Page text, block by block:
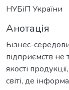
НУБіП України
Анотація
Бізнес-
підприємств не
якості
світі, де